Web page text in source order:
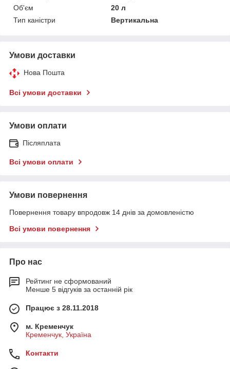
Об'єм
20 л
Тип каністри
Вертикальна
Умови доставки
Нова Пошта
Всі умови доставки
Умови оплати
Післяплата
Всі умови оплати
Умови повернення
Повернення товару впродовж 14 днів за домовленістю
Всі умови повернення
Про нас
Рейтинг не сформований
Менше 5 відгуків за останній рік
Працює з 28.11.2018
м. Кременчук
Кременчук, Україна
Контакти